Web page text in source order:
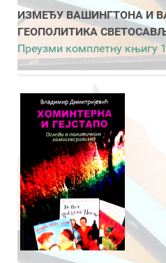
ИЗМЕЂУ ВАШИНГТОНА И
ГЕОПОЛИТИКА
Преузми комплетну књигу